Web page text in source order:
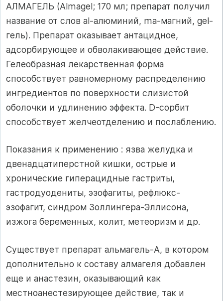
АЛМАГЕЛЬ (Almagel; 170 мл; препарат получил
название от слов al-алюминий, ma-магний, gel-
гель). Препарат оказывает антацидное,
адсорбирующее и обволакивающее действие.
Гелеобразная лекарственная форма
способствует равномерному распределению
ингредиентов по поверхности слизистой
оболочки и удлинению эффекта. D-сорбит
способствует желчеотделению и послаблению.
Показания к применению : язва желудка и
двенадцатиперстной кишки, острые и
хронические гиперацидные гастриты,
гастродуодениты, эзофагиты, рефлюкс-
эзофагит, синдром Золлингера-Эллисона,
изжога беременных, колит, метеоризм и др.
Существует препарат альмагель-А, в котором
дополнительно к составу алмагеля добавлен
еще и анастезин, оказывающий как
местноанестезирующее действие, так и